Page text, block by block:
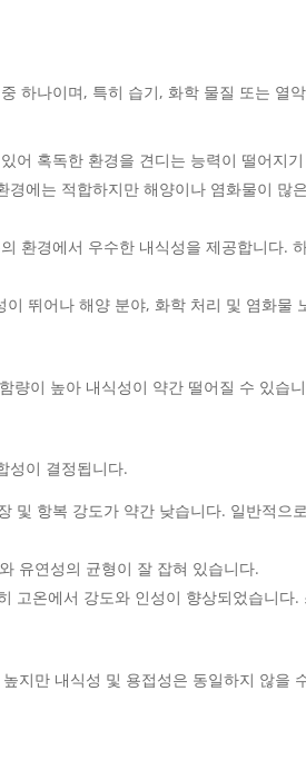
하나이며, 특히 습기, 화학 물질 또는 열
어 혹독한 환경을 견디는 능력이 떨어지기
에는 적합하지만 해양이나 염화물이 많
환경에서 우수한 내식성을 제공합니다.
뛰어나 해양 분야, 화학 처리 및 염화물
량이 높아 내식성이 약간 떨어질 수 있습
성이 결정됩니다.
및 항복 강도가 약간 낮습니다. 일반적으
유연성의 균형이 잘 잡혀 있습니다.
고온에서 강도와 인성이 향상되었습니다.
지만 내식성 및 용접성은 동일하지 않을